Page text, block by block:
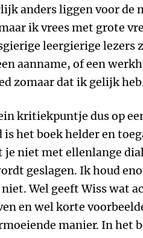
anders liggen voor de
ik vrees met grote
leergierige lezers
aanname, of een
zomaar dat ik gelijk
kritiekpuntje dus op
is het boek helder en
niet met ellenlange
geslagen. Ik houd
Wel geeft Wiss wat
en wel korte
manier. In het